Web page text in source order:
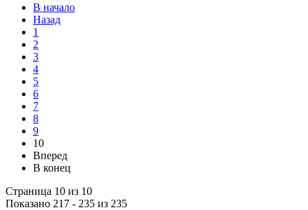
В начало
Назад
1
2
3
4
5
6
7
8
9
10
Вперед
В конец
Страница 10 из 10
Показано 217 - 235 из 235